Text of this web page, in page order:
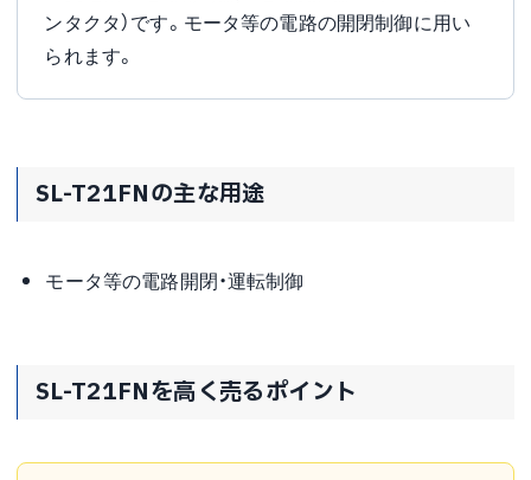
ンタクタ）です。モータ等の電路の開閉制御に用い
られます。
SL-T21FNの主な用途
モータ等の電路開閉・運転制御
SL-T21FNを高く売るポイント